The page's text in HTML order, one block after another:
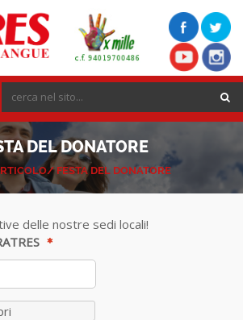
DEL DONATORE
FESTA DEL DONATORE
delle nostre sedi locali!